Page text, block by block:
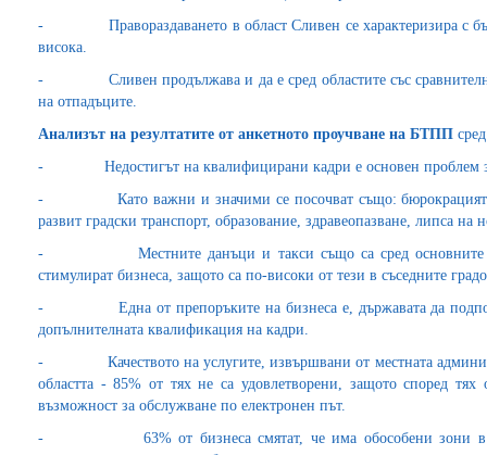
- Правораздаването в област Сливен се характеризира с
висока.
- Сливен продължава и да е сред областите със сравнително
на отпадъците.
Анализът на резултатите от анкетното проучване на БТПП
- Недостигът на квалифицирани кадри е основен проблем за
- Като важни и значими се посочват също: бюрокрацията в
развит градски транспорт, образование, здравеопазване, липса на
- Местните данъци и такси също са сред основните
стимулират бизнеса, защото са по-високи от тези в съседните
- Една от препоръките на бизнеса е, държавата да
допълнителната квалификация на кадри.
- Качеството на услугите, извършвани от местната
областта - 85% от тях не са удовлетворени, защото според
възможност за обслужване по електронен път.
- 63% от бизнеса смятат, че има обособени зони в